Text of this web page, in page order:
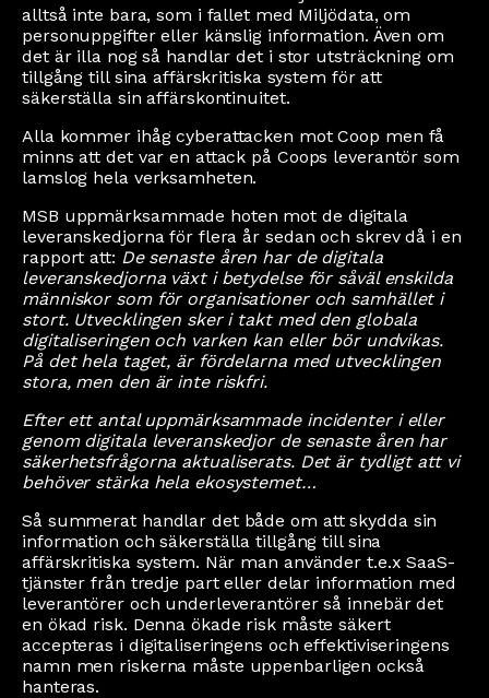
alltså inte bara, som i fallet med Miljödata, om
personuppgifter eller känslig information. Även om
det är illa nog så handlar det i stor utsträckning om
tillgång till sina affärskritiska system för att
säkerställa sin affärskontinuitet.
Alla kommer ihåg cyberattacken mot Coop men få
minns att det var en attack på Coops leverantör som
lamslog hela verksamheten.
MSB uppmärksammade hoten mot de digitala
leveranskedjorna för flera år sedan och skrev då i en
rapport att: De senaste åren har de digitala
leveranskedjorna växt i betydelse för såväl enskilda
människor som för organisationer och samhället i
stort. Utvecklingen sker i takt med den globala
digitaliseringen och varken kan eller bör undvikas.
På det hela taget, är fördelarna med utvecklingen
stora, men den är inte riskfri.
Efter ett antal uppmärksammade incidenter i eller
genom digitala leveranskedjor de senaste åren har
säkerhetsfrågorna aktualiserats. Det är tydligt att vi
behöver stärka hela ekosystemet…
Så summerat handlar det både om att skydda sin
information och säkerställa tillgång till sina
affärskritiska system. När man använder t.e.x SaaS-
tjänster från tredje part eller delar information med
leverantörer och underleverantörer så innebär det
en ökad risk. Denna ökade risk måste säkert
accepteras i digitaliseringens och effektiviseringens
namn men riskerna måste uppenbarligen också
hanteras.